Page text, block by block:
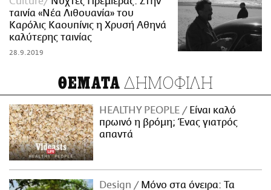
ταινία «Νέα Λιθουανία» του
Καρόλις Καουπίνις η Χρυσή Αθηνά
καλύτερης ταινίας
28.9.2019
ΘΕΜΑΤΑ ΔΗΜΟΦΙΛΗ
HEALTHY PEOPLE
Είναι καλό
πρωινό η βρόμη; Ένας γιατρός
απαντά
Design
Μόνο στα όνειρα: Τα